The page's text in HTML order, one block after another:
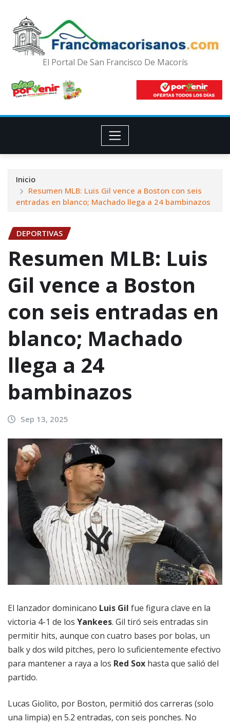
El Portal De San Francisco De Macorís
Inicio
Resumen MLB: Luis Gil vence a Boston con seis
entradas en blanco; Machado llega a 24 bambinazos
DEPORTIVAS
Resumen MLB: Luis
Gil vence a Boston
con seis entradas en
blanco; Machado
llega a 24
bambinazos
Sep 13, 2025
El lanzador dominicano Luis Gil fue figura clave en la
victoria 4-1 de los Yankees. Gil tiró seis entradas sin
permitir hits, aunque con cuatro bases por bolas, un
balk y dos wild pitches, pero lo suficientemente efectivo
para mantener a raya a los Red Sox hasta que salió del
partido.
Lucas Giolito, por Boston, permitió dos carreras (solo
una limpia) en 5.2 entradas, con seis ponches. No